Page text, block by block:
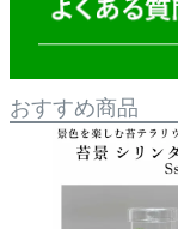
おすすめ商品